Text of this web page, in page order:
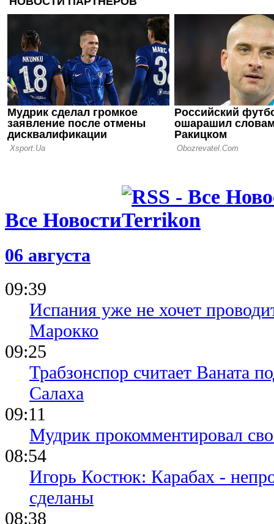
Оболонь
вратаря
20.09.25 10:40
Источник:
игрока у
Все Новости
06 августа
09:39
Испания уже не хочет
Марокко
09:25
Трабзонспор считает Ваната
Салаха
09:11
Мудрик прокомментировал
08:54
Игорь Костюк: Карабах -
сделаны
08:38